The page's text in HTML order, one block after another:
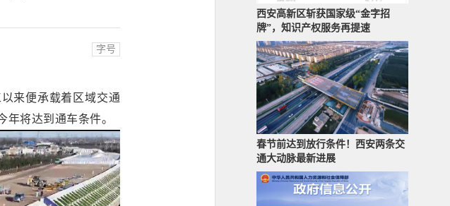
字号
来便承载着区域交通
将达到通车条件。
西安高新区斩获国家级“金字招
牌”，知识产权服务再提速
春节前达到放行条件！西安两条交
通大动脉最新进展